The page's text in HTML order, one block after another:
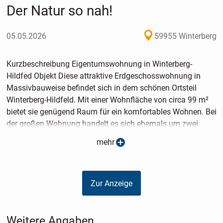
Der Natur so nah!
05.05.2026 59955 Winterberg
Kurzbeschreibung Eigentumswohnung in Winterberg-
Hildfed Objekt Diese attraktive Erdgeschosswohnung in
Massivbauweise befindet sich in dem schönen Ortsteil
Winterberg-Hildfeld. Mit einer Wohnfläche von circa 99 m²
bietet sie genügend Raum für ein komfortables Wohnen. Bei
der großen Wohnung handelt es sich ehemals um zwei
Wohnungen, die vor einiger Zeit zusammengelegt wurden.
Daher verfügt die Wohnung über zwei Zimmer, darunter ein
Badewanne und Dusche, einem Hauswirtschaftsraum und
einem großen Wohnzimmer mit Essplatz und Zugang zu
der großen Terrasse. Zu den weiteren Highlights gehört eine
Leben in dieser Wohnung noch angenehmer macht. Ein
mehr
Zur Anzeige